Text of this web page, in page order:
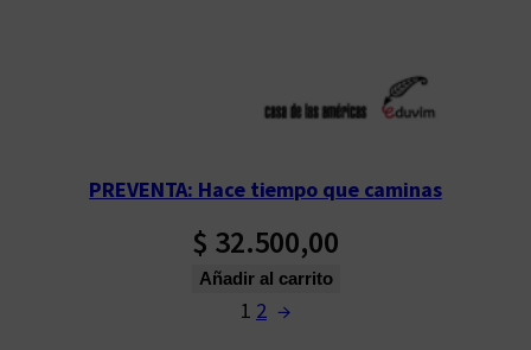
PREVENTA: Hace tiempo que caminas
$ 32.500,00
Añadir al carrito
1 2 →